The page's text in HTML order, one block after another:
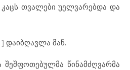
თვალები უელვარებდა და
დაიბღავლა მან.
შეშფოთებულმა წინამძღვარმა